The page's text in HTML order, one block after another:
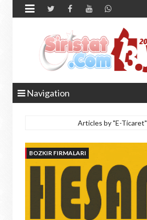

Navigation
Articles by "E-Ticaret"
BOZKIR FIRMALARI